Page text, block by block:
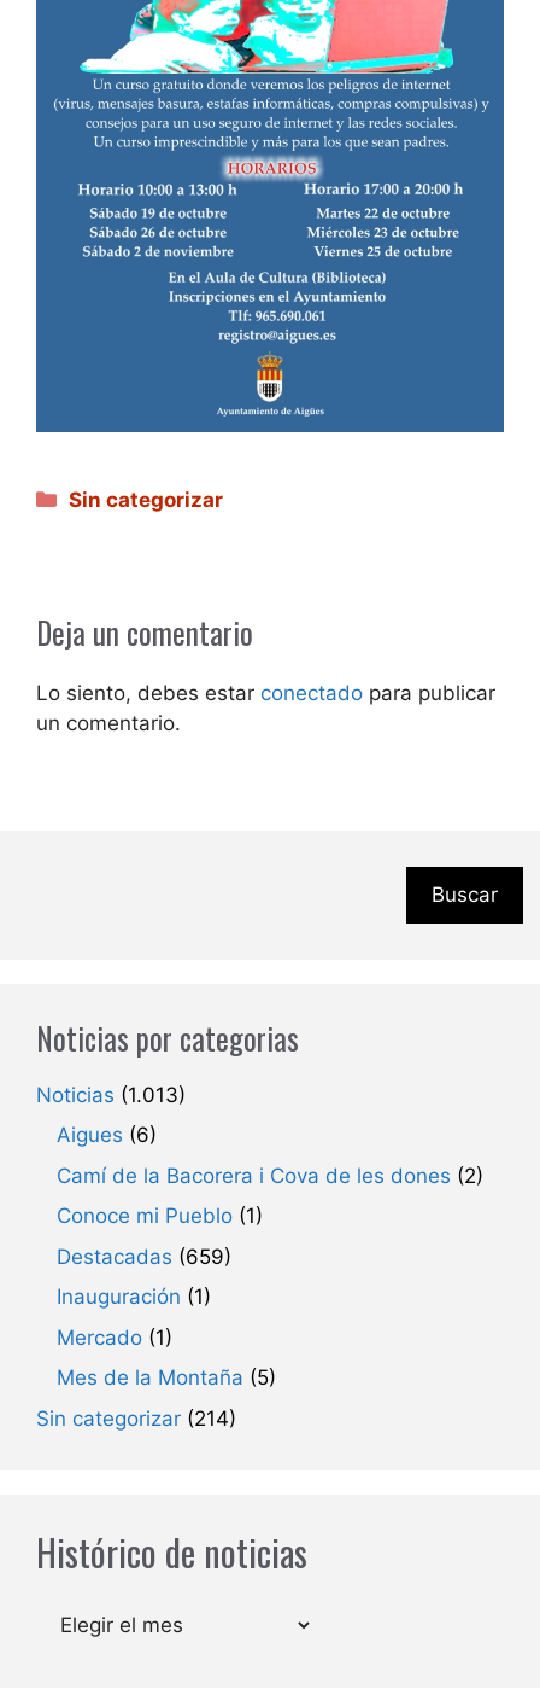
Categorías
Sin categorizar
Deja un comentario
Lo siento, debes estar conectado para publicar
un comentario.
Buscar
Noticias por categorias
Noticias (1.013)
Aigues (6)
Camí de la Bacorera i Cova de les dones (2)
Conoce mi Pueblo (1)
Destacadas (659)
Inauguración (1)
Mercado (1)
Mes de la Montaña (5)
Sin categorizar (214)
Histórico de noticias
Archivos